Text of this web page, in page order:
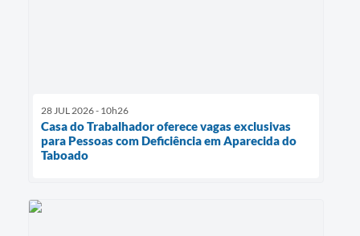
28 JUL 2026 - 10h26
Casa do Trabalhador oferece vagas exclusivas
para Pessoas com Deficiência em Aparecida do
Taboado